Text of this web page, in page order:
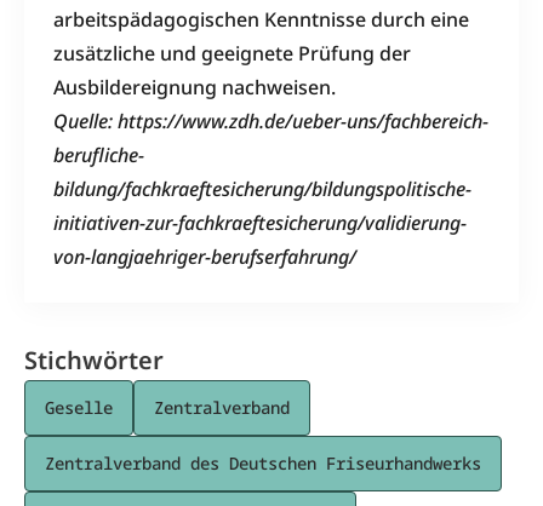
arbeitspädagogischen Kenntnisse durch eine
zusätzliche und geeignete Prüfung der
Ausbildereignung nachweisen.
Quelle: https://www.zdh.de/ueber-uns/fachbereich-
berufliche-
bildung/fachkraeftesicherung/bildungspolitische-
initiativen-zur-fachkraeftesicherung/validierung-
von-langjaehriger-berufserfahrung/
Stichwörter
Geselle Zentralverband
Zentralverband des Deutschen Friseurhandwerks